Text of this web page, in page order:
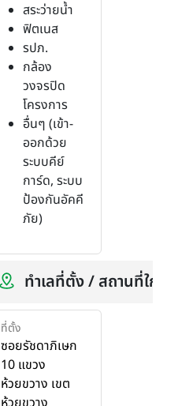
สระว่ายน้ำ
ฟิตเนส
รปภ.
กล้อง
วงจรปิด
โครงการ
อื่นๆ (เข้า-
ออกด้วย
ระบบคีย์
การ์ด, ระบบ
ป้องกันอัคคี
ภัย)
ทำเลที่ตั้ง / สถานที่ใกล้
ที่ตั้ง
ซอยรัชดาภิเษก
10 แขวง
ห้วยขวาง เขต